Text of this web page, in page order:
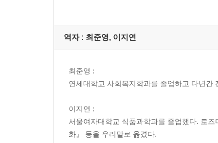
역자 : 최준영, 이지연
최준영 :
연세대학교 사회복지학과를 졸업하고 다년간
이지연 :
서울여자대학교 식품과학과를 졸업했다. 로
화』 등을 우리말로 옮겼다.